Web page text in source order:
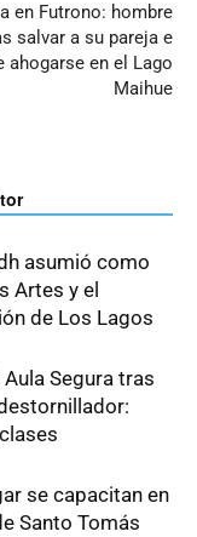
en Futrono: hombre
salvar a su pareja e
ahogarse en el Lago
Maihue
asumió como
Artes y el
de Los Lagos
Segura tras
se capacitan en
Santo Tomás